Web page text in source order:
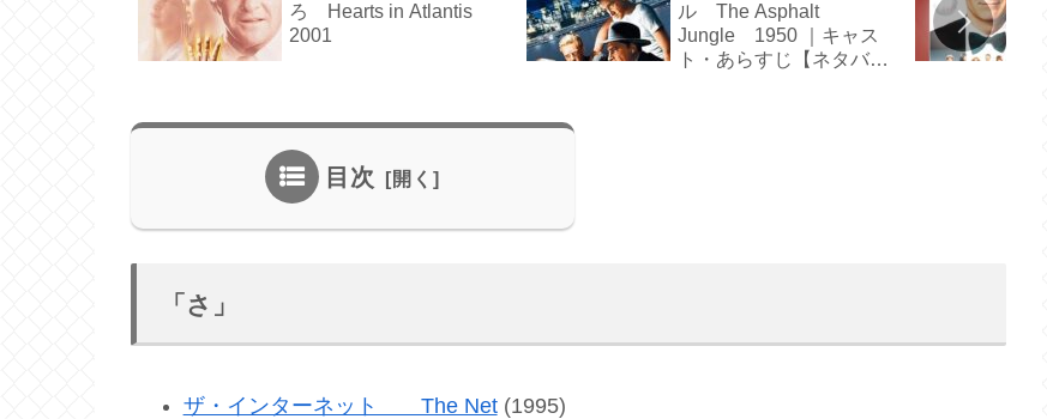
ろ Hearts in Atlantis
2001
ル The Asphalt
Jungle 1950 ｜キャス
ト・あらすじ【ネタバ
目次
「さ」
ザ・インターネット The Net(1995)